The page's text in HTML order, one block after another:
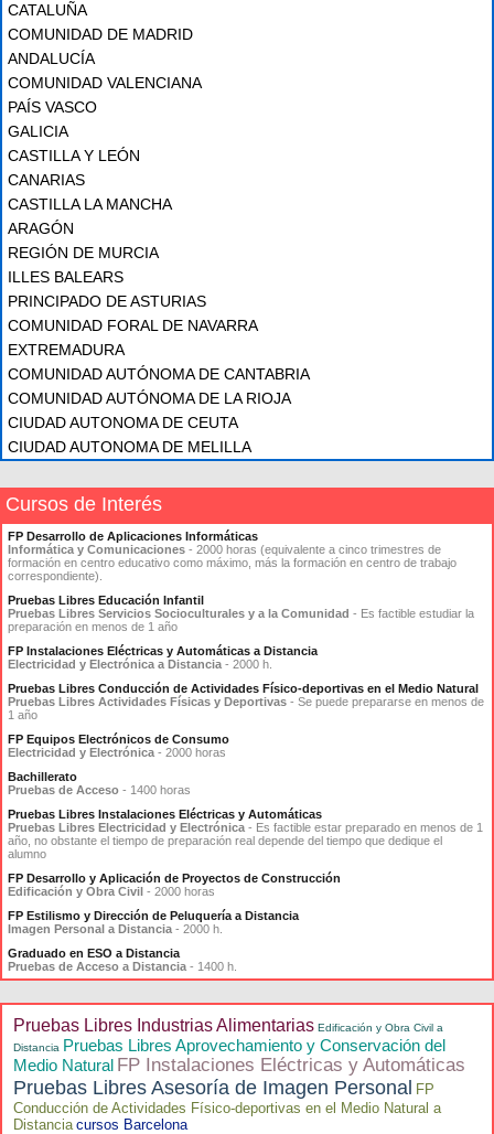
CATALUÑA
COMUNIDAD DE MADRID
ANDALUCÍA
COMUNIDAD VALENCIANA
PAÍS VASCO
GALICIA
CASTILLA Y LEÓN
CANARIAS
CASTILLA LA MANCHA
ARAGÓN
REGIÓN DE MURCIA
ILLES BALEARS
PRINCIPADO DE ASTURIAS
COMUNIDAD FORAL DE NAVARRA
EXTREMADURA
COMUNIDAD AUTÓNOMA DE CANTABRIA
COMUNIDAD AUTÓNOMA DE LA RIOJA
CIUDAD AUTONOMA DE CEUTA
CIUDAD AUTONOMA DE MELILLA
Cursos de Interés
FP Desarrollo de Aplicaciones Informáticas
Informática y Comunicaciones - 2000 horas (equivalente a cinco trimestres de
formación en centro educativo como máximo, más la formación en centro de trabajo
correspondiente).
Pruebas Libres Educación Infantil
Pruebas Libres Servicios Socioculturales y a la Comunidad - Es factible estudiar la
preparación en menos de 1 año
FP Instalaciones Eléctricas y Automáticas a Distancia
Electricidad y Electrónica a Distancia - 2000 h.
Pruebas Libres Conducción de Actividades Físico-deportivas en el Medio Natural
Pruebas Libres Actividades Físicas y Deportivas - Se puede prepararse en menos de
1 año
FP Equipos Electrónicos de Consumo
Electricidad y Electrónica - 2000 horas
Bachillerato
Pruebas de Acceso - 1400 horas
Pruebas Libres Instalaciones Eléctricas y Automáticas
Pruebas Libres Electricidad y Electrónica - Es factible estar preparado en menos de 1
año, no obstante el tiempo de preparación real depende del tiempo que dedique el
alumno
FP Desarrollo y Aplicación de Proyectos de Construcción
Edificación y Obra Civil - 2000 horas
FP Estilismo y Dirección de Peluquería a Distancia
Imagen Personal a Distancia - 2000 h.
Graduado en ESO a Distancia
Pruebas de Acceso a Distancia - 1400 h.
Pruebas Libres Industrias Alimentarias Edificación y Obra Civil a
Distancia Pruebas Libres Aprovechamiento y Conservación del
Medio Natural FP Instalaciones Eléctricas y Automáticas
Pruebas Libres Asesoría de Imagen Personal FP
Conducción de Actividades Físico-deportivas en el Medio Natural a
Distancia cursos Barcelona